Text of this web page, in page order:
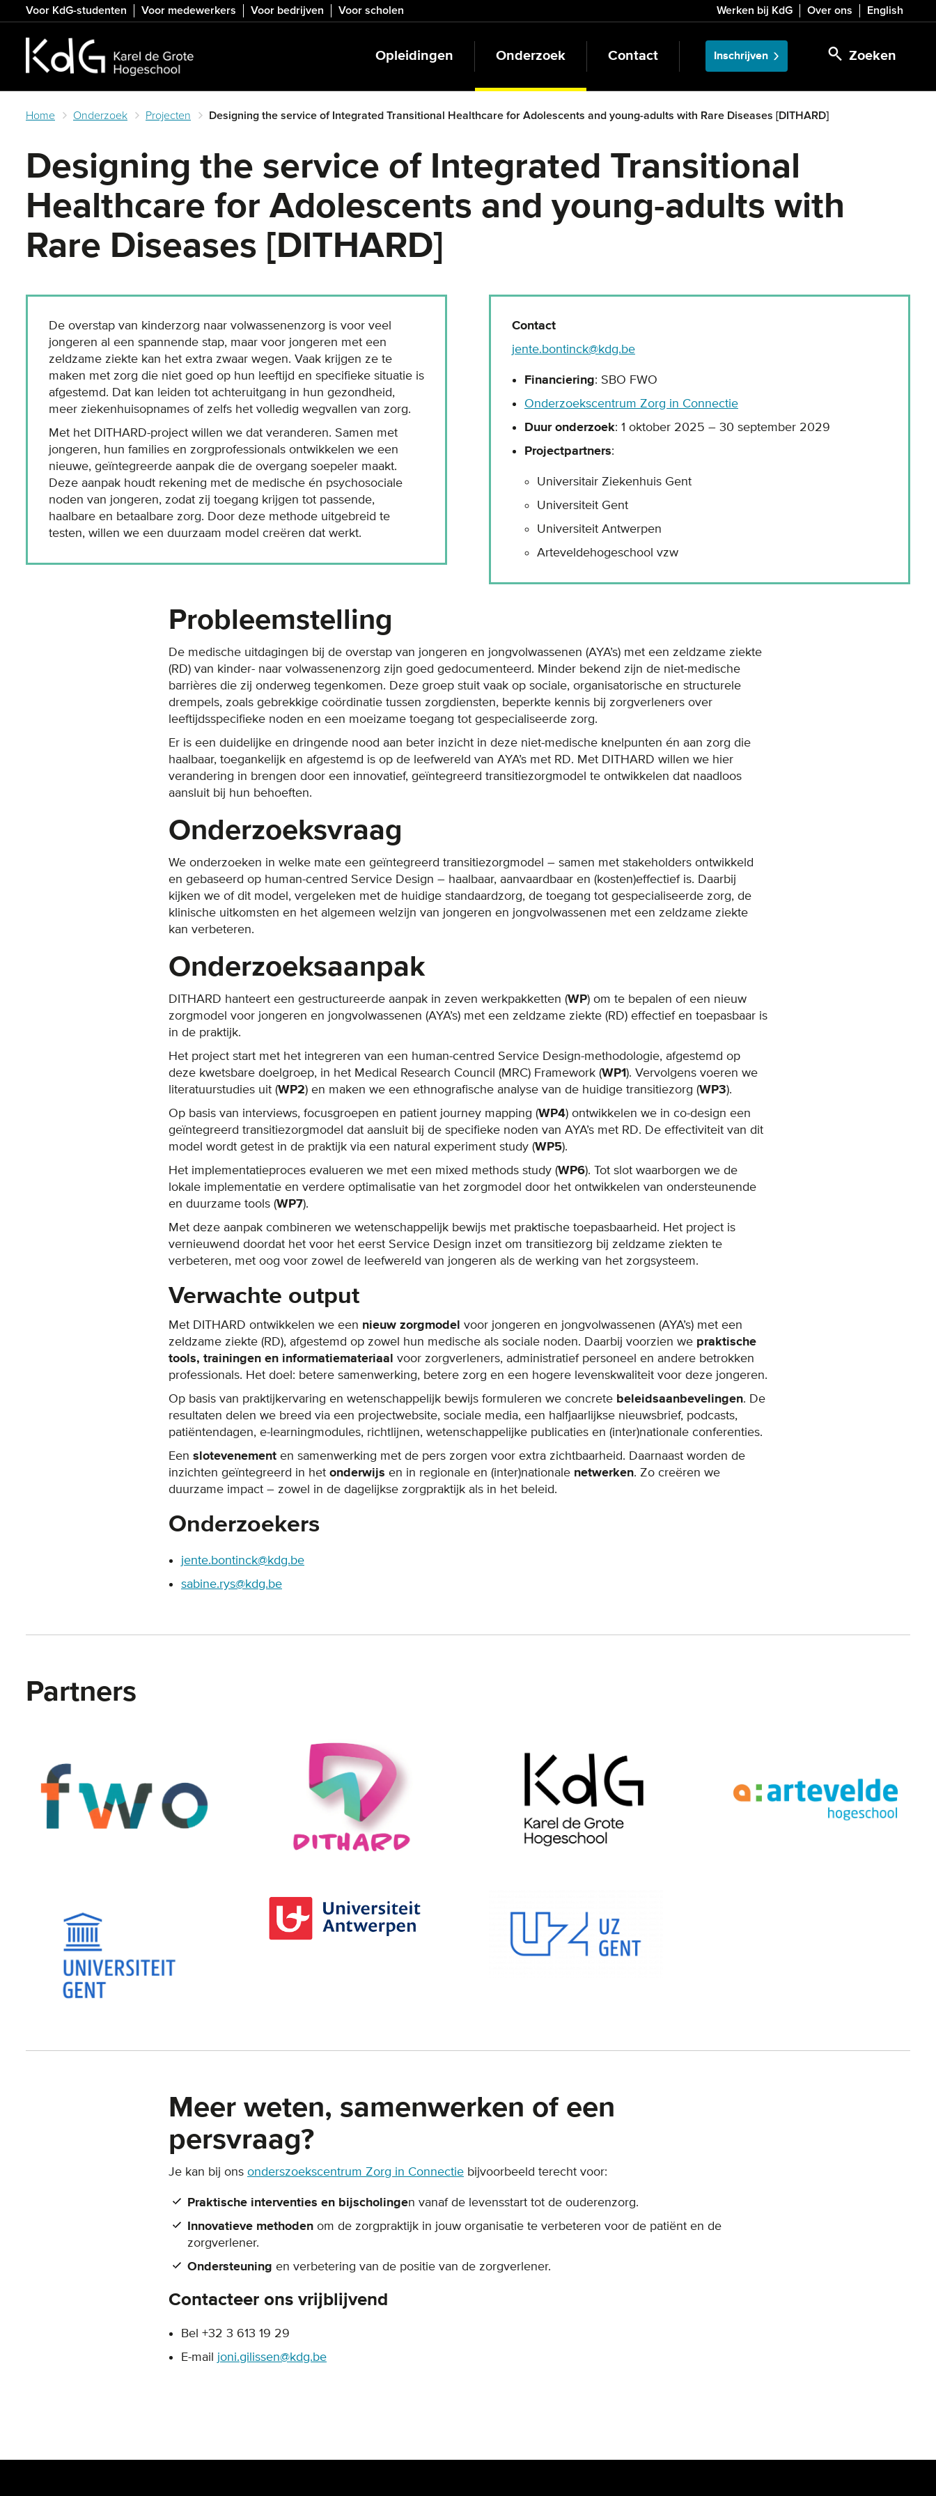
to
main
content
Voor KdG-studenten Voor medewerkers Voor bedrijven Voor scholen Werken bij KdG Over ons English
Zoeken
Opleidingen Onderzoek Contact Inschrijven
Home Onderzoek Projecten Designing the service of Integrated Transitional Healthcare for Adolescents and young-adults with Rare Diseases [DITHARD]
Designing the service of Integrated Transitional
Healthcare for Adolescents and young-adults with
Rare Diseases [DITHARD]
De overstap van kinderzorg naar volwassenenzorg is voor veel
jongeren al een spannende stap, maar voor jongeren met een
zeldzame ziekte kan het extra zwaar wegen. Vaak krijgen ze te
maken met zorg die niet goed op hun leeftijd en specifieke situatie is
afgestemd. Dat kan leiden tot achteruitgang in hun gezondheid,
meer ziekenhuisopnames of zelfs het volledig wegvallen van zorg.
Met het DITHARD-project willen we dat veranderen. Samen met
jongeren, hun families en zorgprofessionals ontwikkelen we een
nieuwe, geïntegreerde aanpak die de overgang soepeler maakt.
Deze aanpak houdt rekening met de medische én psychosociale
noden van jongeren, zodat zij toegang krijgen tot passende,
haalbare en betaalbare zorg. Door deze methode uitgebreid te
testen, willen we een duurzaam model creëren dat werkt.
Contact
jente.bontinck@kdg.be
Financiering: SBO FWO
Onderzoekscentrum Zorg in Connectie
Duur onderzoek: 1 oktober 2025 – 30 september 2029
Projectpartners:
Universitair Ziekenhuis Gent
Universiteit Gent
Universiteit Antwerpen
Arteveldehogeschool vzw
Probleemstelling
De medische uitdagingen bij de overstap van jongeren en jongvolwassenen (AYA’s) met een zeldzame ziekte
(RD) van kinder- naar volwassenenzorg zijn goed gedocumenteerd. Minder bekend zijn de niet-medische
barrières die zij onderweg tegenkomen. Deze groep stuit vaak op sociale, organisatorische en structurele
drempels, zoals gebrekkige coördinatie tussen zorgdiensten, beperkte kennis bij zorgverleners over
leeftijdsspecifieke noden en een moeizame toegang tot gespecialiseerde zorg.
Er is een duidelijke en dringende nood aan beter inzicht in deze niet-medische knelpunten én aan zorg die
haalbaar, toegankelijk en afgestemd is op de leefwereld van AYA’s met RD. Met DITHARD willen we hier
verandering in brengen door een innovatief, geïntegreerd transitiezorgmodel te ontwikkelen dat naadloos
aansluit bij hun behoeften.
Onderzoeksvraag
We onderzoeken in welke mate een geïntegreerd transitiezorgmodel – samen met stakeholders ontwikkeld
en gebaseerd op human-centred Service Design – haalbaar, aanvaardbaar en (kosten)effectief is. Daarbij
kijken we of dit model, vergeleken met de huidige standaardzorg, de toegang tot gespecialiseerde zorg, de
klinische uitkomsten en het algemeen welzijn van jongeren en jongvolwassenen met een zeldzame ziekte
kan verbeteren.
Onderzoeksaanpak
DITHARD hanteert een gestructureerde aanpak in zeven werkpakketten (WP) om te bepalen of een nieuw
zorgmodel voor jongeren en jongvolwassenen (AYA’s) met een zeldzame ziekte (RD) effectief en toepasbaar is
in de praktijk.
Het project start met het integreren van een human-centred Service Design-methodologie, afgestemd op
deze kwetsbare doelgroep, in het Medical Research Council (MRC) Framework (WP1). Vervolgens voeren we
literatuurstudies uit (WP2) en maken we een ethnografische analyse van de huidige transitiezorg (WP3).
Op basis van interviews, focusgroepen en patient journey mapping (WP4) ontwikkelen we in co-design een
geïntegreerd transitiezorgmodel dat aansluit bij de specifieke noden van AYA’s met RD. De effectiviteit van dit
model wordt getest in de praktijk via een natural experiment study (WP5).
Het implementatieproces evalueren we met een mixed methods study (WP6). Tot slot waarborgen we de
lokale implementatie en verdere optimalisatie van het zorgmodel door het ontwikkelen van ondersteunende
en duurzame tools (WP7).
Met deze aanpak combineren we wetenschappelijk bewijs met praktische toepasbaarheid. Het project is
vernieuwend doordat het voor het eerst Service Design inzet om transitiezorg bij zeldzame ziekten te
verbeteren, met oog voor zowel de leefwereld van jongeren als de werking van het zorgsysteem.
Verwachte output
Met DITHARD ontwikkelen we een nieuw zorgmodel voor jongeren en jongvolwassenen (AYA’s) met een
zeldzame ziekte (RD), afgestemd op zowel hun medische als sociale noden. Daarbij voorzien we praktische
tools, trainingen en informatiemateriaal voor zorgverleners, administratief personeel en andere betrokken
professionals. Het doel: betere samenwerking, betere zorg en een hogere levenskwaliteit voor deze jongeren.
Op basis van praktijkervaring en wetenschappelijk bewijs formuleren we concrete beleidsaanbevelingen. De
resultaten delen we breed via een projectwebsite, sociale media, een halfjaarlijkse nieuwsbrief, podcasts,
patiëntendagen, e-learningmodules, richtlijnen, wetenschappelijke publicaties en (inter)nationale conferenties.
Een slotevenement en samenwerking met de pers zorgen voor extra zichtbaarheid. Daarnaast worden de
inzichten geïntegreerd in het onderwijs en in regionale en (inter)nationale netwerken. Zo creëren we
duurzame impact – zowel in de dagelijkse zorgpraktijk als in het beleid.
Onderzoekers
jente.bontinck@kdg.be
sabine.rys@kdg.be
Partners
Meer weten, samenwerken of een
persvraag?
Je kan bij ons onderszoekscentrum Zorg in Connectie bijvoorbeeld terecht voor:
Praktische interventies en bijscholingen vanaf de levensstart tot de ouderenzorg.
Innovatieve methoden om de zorgpraktijk in jouw organisatie te verbeteren voor de patiënt en de
zorgverlener.
Ondersteuning en verbetering van de positie van de zorgverlener.
Contacteer ons vrijblijvend
Bel +32 3 613 19 29
E-mail joni.gilissen@kdg.be